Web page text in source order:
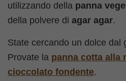
utilizzando della panna
della polvere di agar agar.
State cercando un dolce dal
Provate la panna cotta alla
cioccolato fondente.